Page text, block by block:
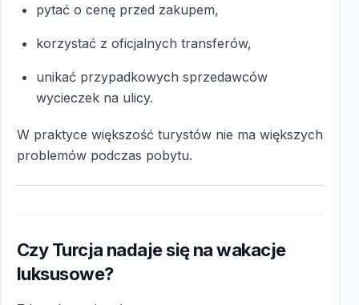
pytać o cenę przed zakupem,
korzystać z oficjalnych transferów,
unikać przypadkowych sprzedawców
wycieczek na ulicy.
W praktyce większość turystów nie ma większych
problemów podczas pobytu.
Czy Turcja nadaje się na wakacje
luksusowe?